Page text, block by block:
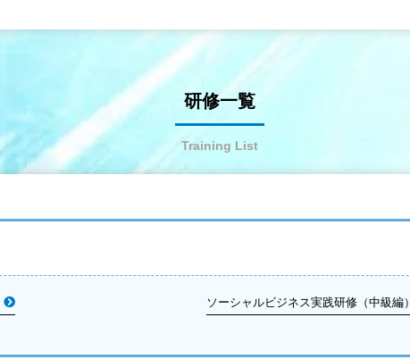
研修一覧
Training List
ソーシャルビジネス実践研修（中級編）